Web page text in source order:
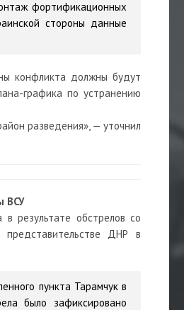
фортификационных
стороны данные
конфликта должны будут
графика по устранению
разведения», — уточнил
ВСУ
результате обстрелов со
ДНР в
пункта Тарамчук в
было зафиксировано